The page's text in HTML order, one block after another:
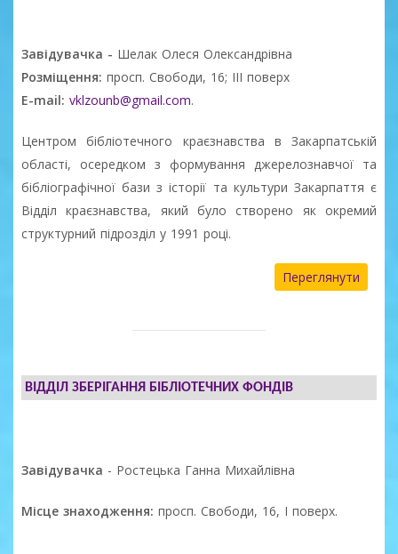
Завідувачка - Шелак Олеся Олександрівна
Розміщення: просп. Свободи, 16; ІІІ поверх
E-mail: vklzounb@gmail.com.
Центром бібліотечного краєзнавства в Закарпатській
області, осередком з формування джерелознавчої та
бібліографічної бази з історії та культури Закарпаття є
Відділ краєзнавства, який було створено як окремий
структурний підрозділ у 1991 році.
Переглянути
ВІДДІЛ ЗБЕРІГАННЯ БІБЛІОТЕЧНИХ ФОНДІВ
Завідувачка - Ростецька Ганна Михайлівна
Місце знаходження: просп. Свободи, 16, І поверх.